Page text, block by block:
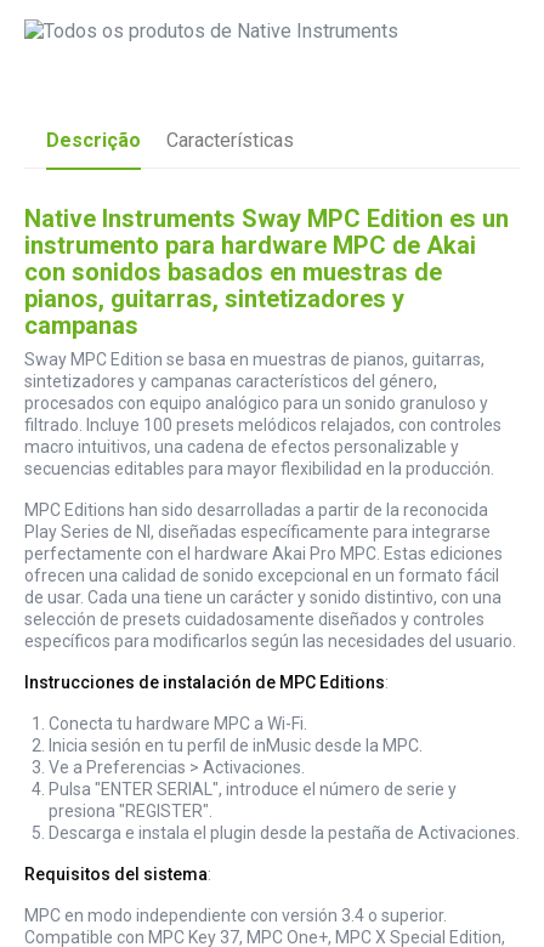
Descrição Características
Native Instruments Sway MPC Edition es un
instrumento para hardware MPC de Akai
con sonidos basados en muestras de
pianos, guitarras, sintetizadores y
campanas
Sway MPC Edition se basa en muestras de pianos, guitarras,
sintetizadores y campanas característicos del género,
procesados con equipo analógico para un sonido granuloso y
filtrado. Incluye 100 presets melódicos relajados, con controles
macro intuitivos, una cadena de efectos personalizable y
secuencias editables para mayor flexibilidad en la producción.
MPC Editions han sido desarrolladas a partir de la reconocida
Play Series de NI, diseñadas específicamente para integrarse
perfectamente con el hardware Akai Pro MPC. Estas ediciones
ofrecen una calidad de sonido excepcional en un formato fácil
de usar. Cada una tiene un carácter y sonido distintivo, con una
selección de presets cuidadosamente diseñados y controles
específicos para modificarlos según las necesidades del usuario.
Instrucciones de instalación de MPC Editions:
Conecta tu hardware MPC a Wi-Fi.
Inicia sesión en tu perfil de inMusic desde la MPC.
Ve a Preferencias > Activaciones.
Pulsa "ENTER SERIAL", introduce el número de serie y
presiona "REGISTER".
Descarga e instala el plugin desde la pestaña de Activaciones.
Requisitos del sistema:
MPC en modo independiente con versión 3.4 o superior.
Compatible con MPC Key 37, MPC One+, MPC X Special Edition,